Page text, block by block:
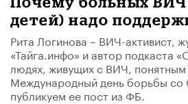
детей) надо
Рита Логинова – ВИЧ-активист,
«Тайга.инфо» и автор подкаста
людях, живущих с ВИЧ,
Международный день борьбы
публикуем ее пост из ФБ.